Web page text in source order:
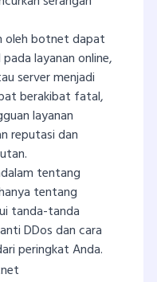
oleh botnet dapat
layanan online,
server menjadi
berakibat fatal,
layanan
reputasi dan
tentang
tentang
tanda-tanda
DDos dan cara
peringkat Anda.